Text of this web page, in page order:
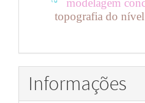
topografia do
modelagem
Informações